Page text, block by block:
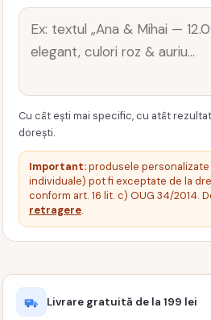
Cu cât ești mai specific, cu atât
dorești.
Important:produsele
individuale) pot fi exceptate de la
conform art. 16 lit. c) OUG 34/2014.
retragere.
Livrare gratuită de la 199 lei